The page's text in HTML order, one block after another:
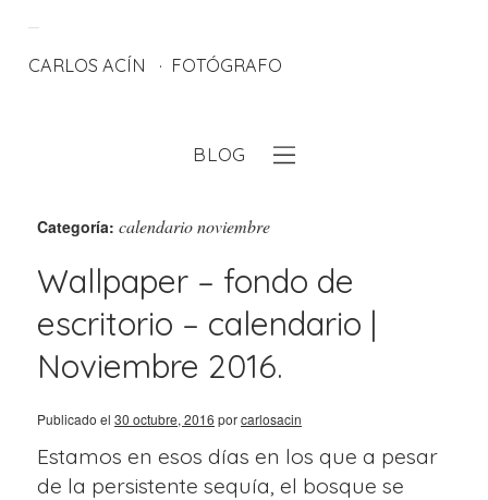
CARLOS ACÍN FOTÓGRAFO
BLOG
Categoría: calendario noviembre
Wallpaper – fondo de
escritorio – calendario |
Noviembre 2016.
Publicado el 30 octubre, 2016 porcarlosacin
Estamos en esos días en los que a pesar
de la persistente sequía, el bosque se